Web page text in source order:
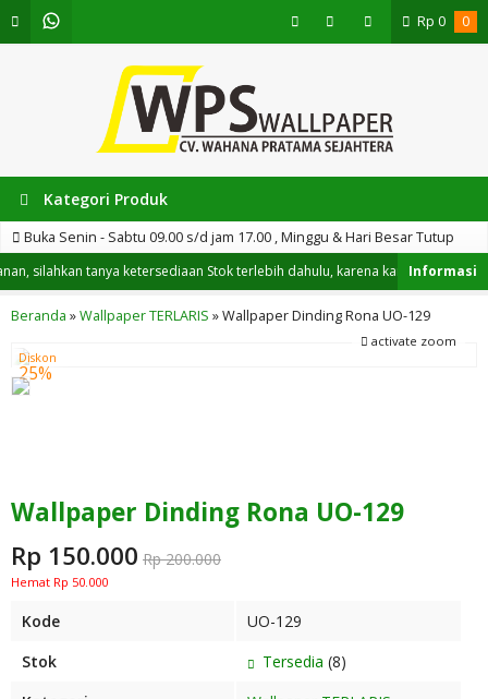
Rp 0 0
Kategori Produk
Buka Senin - Sabtu 09.00 s/d jam 17.00 , Minggu & Hari Besar Tutup
silahkan tanya ketersediaan Stok terlebih dahulu, karena kami tidak
Beranda »Wallpaper TERLARIS »Wallpaper Dinding Rona UO-129
activate zoom
Diskon
25%
Wallpaper Dinding Rona UO-129
Rp 150.000 Rp 200.000
Hemat Rp 50.000
Kode
UO-129
Stok
Tersedia (8)